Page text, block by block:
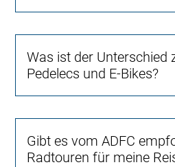
Was ist der Unterschied
Pedelecs und E-Bikes?
Gibt es vom ADFC
Radtouren für meine